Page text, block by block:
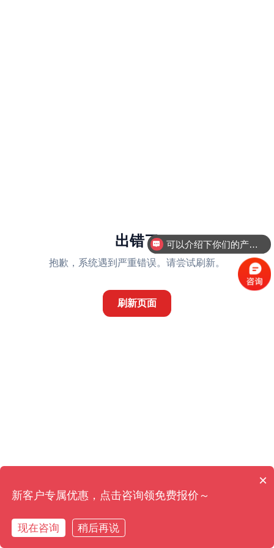
出错了
抱歉，系统遇到严重错误。请尝试刷新。
刷新页面
可以介绍下你们的产品么
×
新客户专属优惠，点击咨询领免费报价～
现在咨询 稍后再说
在线咨询